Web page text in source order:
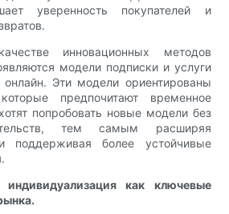
уверенность покупателей и
инновационных методов
модели подписки и услуги
Эти модели ориентированы
предпочитают временное
попробовать новые модели без
тем самым расширяя
поддерживая более устойчивые
индивидуализация как ключевые